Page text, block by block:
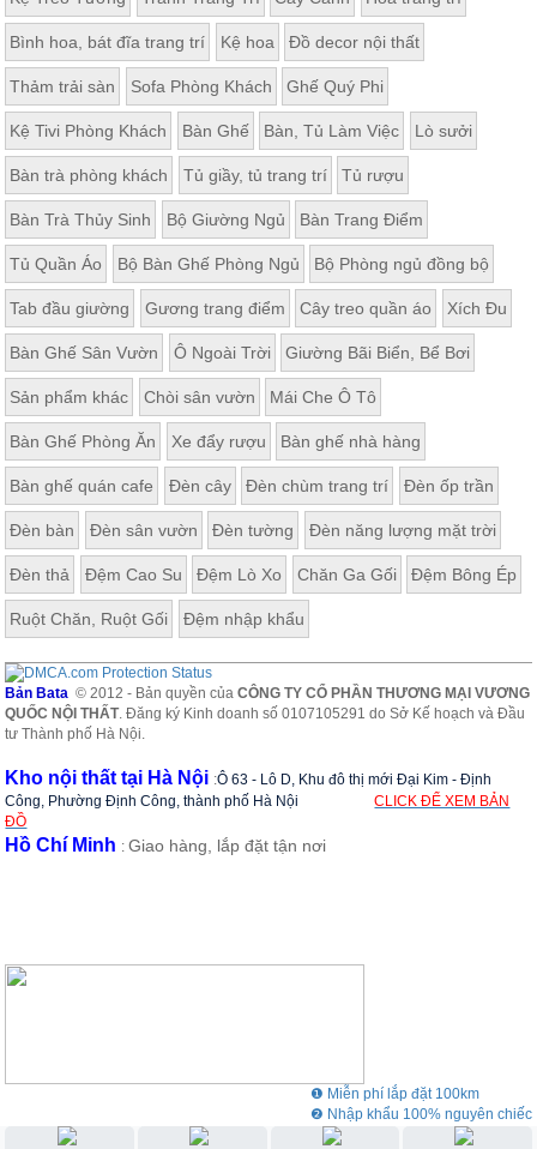
Bình hoa, bát đĩa trang trí Kệ hoa Đồ decor nội thất
Thảm trải sàn Sofa Phòng Khách Ghế Quý Phi
Kệ Tivi Phòng Khách Bàn Ghế Bàn, Tủ Làm Việc Lò sưởi
Bàn trà phòng khách Tủ giầy, tủ trang trí Tủ rượu
Bàn Trà Thủy Sinh Bộ Giường Ngủ Bàn Trang Điểm
Tủ Quần Áo Bộ Bàn Ghế Phòng Ngủ Bộ Phòng ngủ đồng bộ
Tab đầu giường Gương trang điểm Cây treo quần áo Xích Đu
Bàn Ghế Sân Vườn Ô Ngoài Trời Giường Bãi Biển, Bể Bơi
Sản phẩm khác Chòi sân vườn Mái Che Ô Tô
Bàn Ghế Phòng Ăn Xe đẩy rượu Bàn ghế nhà hàng
Bàn ghế quán cafe Đèn cây Đèn chùm trang trí Đèn ốp trần
Đèn bàn Đèn sân vườn Đèn tường Đèn năng lượng mặt trời
Đèn thả Đệm Cao Su Đệm Lò Xo Chăn Ga Gối Đệm Bông Ép
Ruột Chăn, Ruột Gối Đệm nhập khẩu
Bản Bata © 2012 - Bản quyền củaCÔNG TY CỔ PHẦN THƯƠNG MẠI VƯƠNG
QUỐC NỘI THẤT. Đăng ký Kinh doanh số 0107105291 do Sở Kế hoạch và Đầu
tư Thành phố Hà Nội.
Kho nội thất tại Hà Nội :Ô 63 - Lô D, Khu đô thị mới Đại Kim - Định
Công, Phường Định Công, thành phố Hà Nội
CLICK ĐỂ XEM BẢN
ĐỒ
Hồ Chí Minh :Giao hàng, lắp đặt tận nơi
❶ Miễn phí lắp đặt 100km
❷ Nhập khẩu 100% nguyên chiếc
❸ Showroom rộng 3000m2